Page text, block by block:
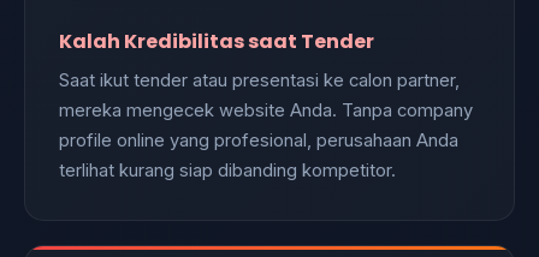
Kalah Kredibilitas saat Tender
Saat ikut tender atau presentasi ke calon partner,
mereka mengecek website Anda. Tanpa company
profile online yang profesional, perusahaan Anda
terlihat kurang siap dibanding kompetitor.